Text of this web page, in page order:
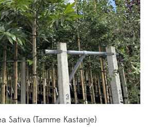
Sativa (Tamme Kastanje)